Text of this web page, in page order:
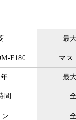
最
F180 マス
年 最
間
ン